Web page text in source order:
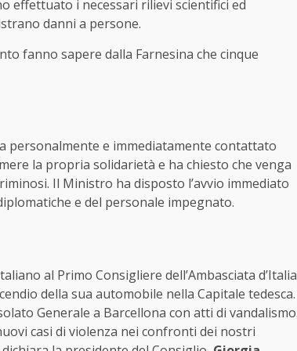
effettuato i necessari rilievi scientifici ed
danni a persone.
fanno sapere dalla Farnesina che cinque
personalmente e immediatamente contattato
la propria solidarietà e ha chiesto che venga
Il Ministro ha disposto l’avvio immediato
e del personale impegnato.
al Primo Consigliere dell’Ambasciata d’Italia
della sua automobile nella Capitale tedesca.
Generale a Barcellona con atti di
casi di violenza nei confronti dei nostri